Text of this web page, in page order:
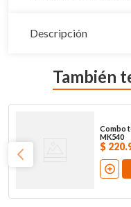
Descripción
También
Combo
MK540
$ 220.